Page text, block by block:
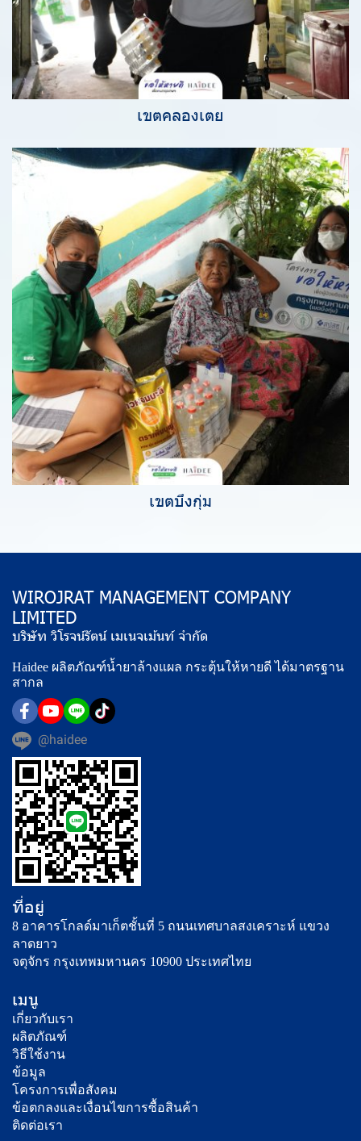
เขตคลองเตย
เขตบึงกุ่ม
WIROJRAT MANAGEMENT COMPANY
LIMITED
บริษัท วิโรจน์รัตน์ เมเนจเม้นท์ จำกัด
Haidee ผลิตภัณฑ์น้ำยาล้างแผล กระตุ้นให้หายดี ได้มาตรฐาน
สากล
@haidee
ที่อยู่
8 อาคารโกลด์มาเก็ตชั้นที่ 5 ถนนเทศบาลสงเคราะห์ แขวง
ลาดยาว
จตุจักร กรุงเทพมหานคร 10900 ประเทศไทย
เมนู
เกี่ยวกับเรา
ผลิตภัณฑ์
วิธีใช้งาน
ข้อมูล
โครงการเพื่อสังคม
ข้อตกลงและเงื่อนไขการซื้อสินค้า
ติดต่อเรา